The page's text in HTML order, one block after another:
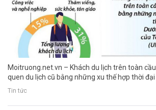
Moitruong.net.vn – Khách du lịch trên toàn
quen du lịch cũ bằng những xu thế hợp thời đại
Tin tức